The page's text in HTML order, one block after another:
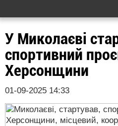
У Миколаєві
спортивний
Херсонщини
01-09-2025 14:33